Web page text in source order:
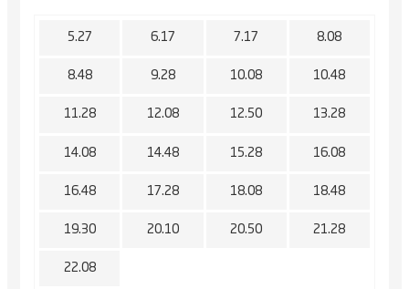
5.27 6.17 7.17 8.08
8.48 9.28 10.08 10.48
11.28 12.08 12.50 13.28
14.08 14.48 15.28 16.08
16.48 17.28 18.08 18.48
19.30 20.10 20.50 21.28
22.08